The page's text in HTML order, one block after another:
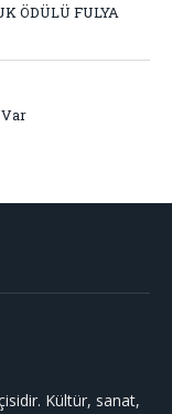
ÖDÜLÜ FULYA
Var
Kültür, sanat,